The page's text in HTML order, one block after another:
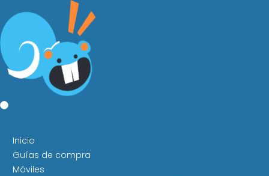
Inicio
Guías de compra
Móviles